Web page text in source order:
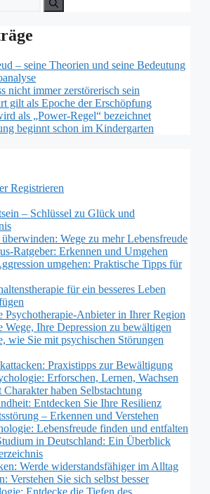
– seine Theorien und seine Bedeutung
nicht immer zerstörerisch sein
gilt als Epoche der Erschöpfung
als „Power-Regel“ bezeichnet
beginnt schon im Kindergarten
Registrieren
– Schlüssel zu Glück und
Wege zu mehr Lebensfreude
Ratgeber: Erkennen und Umgehen
umgehen: Praktische Tipps für
für ein besseres Leben
Psychotherapie-Anbieter in Ihrer Region
Wege, Ihre Depression zu bewältigen
wie Sie mit psychischen Störungen
Praxistipps zur Bewältigung
Erforschen, Lernen, Wachsen
haben Selbstachtung
Entdecken Sie Ihre Resilienz
– Erkennen und Verstehen
Lebensfreude finden und entfalten
in Deutschland: Ein Überblick
Werde widerstandsfähiger im Alltag
Verstehen Sie sich selbst besser
Entdecke die Tiefen des